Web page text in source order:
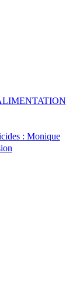
: Monique